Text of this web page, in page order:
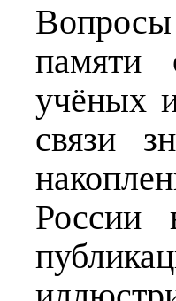
Вопросы
памяти
учёных
связи
России